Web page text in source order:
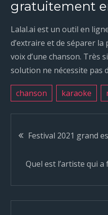
gratuitement
Lalal.ai est un outil en
d’extraire et de séparer
voix d’une chanson. Très
solution ne nécessite pas
chanson karaoke
N
a
v
Festival 2021 grand
Quel est l’artiste qui